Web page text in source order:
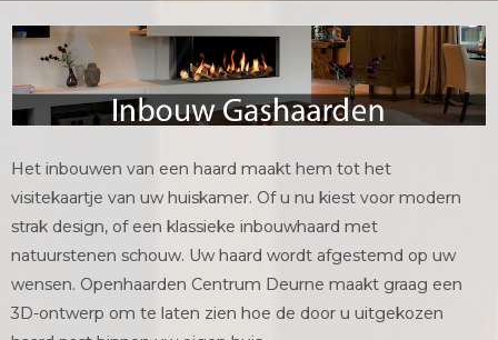
Het inbouwen van een haard maakt hem tot het
visitekaartje van uw huiskamer. Of u nu kiest voor modern
strak design, of een klassieke inbouwhaard met
natuurstenen schouw. Uw haard wordt afgestemd op uw
wensen. Openhaarden Centrum Deurne maakt graag een
3D-ontwerp om te laten zien hoe de door u uitgekozen